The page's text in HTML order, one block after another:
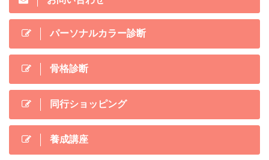
パーソナルカラー診断
骨格診断
同行ショッピング
養成講座